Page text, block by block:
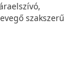
szakszerű